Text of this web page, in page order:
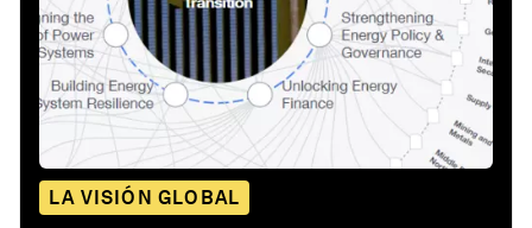
LA VISIÓN GLOBAL